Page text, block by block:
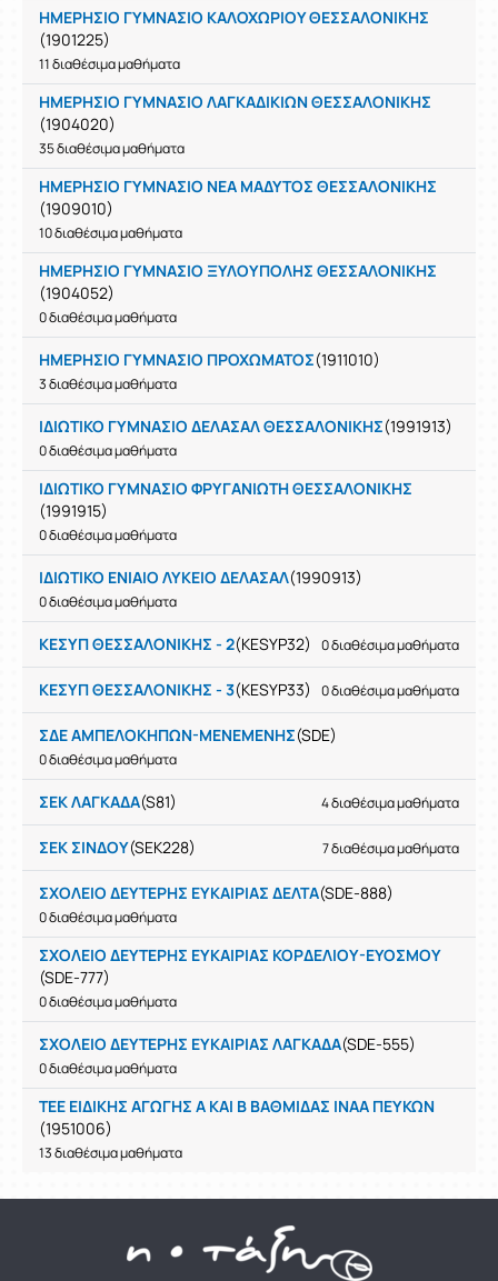
ΗΜΕΡΗΣΙΟ ΓΥΜΝΑΣΙΟ ΚΑΛΟΧΩΡΙΟΥ ΘΕΣΣΑΛΟΝΙΚΗΣ
(1901225)
11 διαθέσιμα μαθήματα
ΗΜΕΡΗΣΙΟ ΓΥΜΝΑΣΙΟ ΛΑΓΚΑΔΙΚΙΩΝ ΘΕΣΣΑΛΟΝΙΚΗΣ
(1904020)
35 διαθέσιμα μαθήματα
ΗΜΕΡΗΣΙΟ ΓΥΜΝΑΣΙΟ ΝΕΑ ΜΑΔΥΤΟΣ ΘΕΣΣΑΛΟΝΙΚΗΣ
(1909010)
10 διαθέσιμα μαθήματα
ΗΜΕΡΗΣΙΟ ΓΥΜΝΑΣΙΟ ΞΥΛΟΥΠΟΛΗΣ ΘΕΣΣΑΛΟΝΙΚΗΣ
(1904052)
0 διαθέσιμα μαθήματα
ΗΜΕΡΗΣΙΟ ΓΥΜΝΑΣΙΟ ΠΡΟΧΩΜΑΤΟΣ(1911010)
3 διαθέσιμα μαθήματα
ΙΔΙΩΤΙΚΟ ΓΥΜΝΑΣΙΟ ΔΕΛΑΣΑΛ ΘΕΣΣΑΛΟΝΙΚΗΣ(1991913)
0 διαθέσιμα μαθήματα
ΙΔΙΩΤΙΚΟ ΓΥΜΝΑΣΙΟ ΦΡΥΓΑΝΙΩΤΗ ΘΕΣΣΑΛΟΝΙΚΗΣ
(1991915)
0 διαθέσιμα μαθήματα
ΙΔΙΩΤΙΚΟ ΕΝΙΑΙΟ ΛΥΚΕΙΟ ΔΕΛΑΣΑΛ(1990913)
0 διαθέσιμα μαθήματα
ΚΕΣΥΠ ΘΕΣΣΑΛΟΝΙΚΗΣ - 2(KESYP32) 0 διαθέσιμα μαθήματα
ΚΕΣΥΠ ΘΕΣΣΑΛΟΝΙΚΗΣ - 3(KESYP33) 0 διαθέσιμα μαθήματα
ΣΔΕ ΑΜΠΕΛΟΚΗΠΩΝ-ΜΕΝΕΜΕΝΗΣ(SDE)
0 διαθέσιμα μαθήματα
ΣΕΚ ΛΑΓΚΑΔΑ(S81) 4 διαθέσιμα μαθήματα
ΣΕΚ ΣΙΝΔΟΥ(SEK228) 7 διαθέσιμα μαθήματα
ΣΧΟΛΕΙΟ ΔΕΥΤΕΡΗΣ ΕΥΚΑΙΡΙΑΣ ΔΕΛΤΑ(SDE-888)
0 διαθέσιμα μαθήματα
ΣΧΟΛΕΙΟ ΔΕΥΤΕΡΗΣ ΕΥΚΑΙΡΙΑΣ ΚΟΡΔΕΛΙΟΥ-ΕΥΟΣΜΟΥ
(SDE-777)
0 διαθέσιμα μαθήματα
ΣΧΟΛΕΙΟ ΔΕΥΤΕΡΗΣ ΕΥΚΑΙΡΙΑΣ ΛΑΓΚΑΔΑ(SDE-555)
0 διαθέσιμα μαθήματα
ΤΕΕ ΕΙΔΙΚΗΣ ΑΓΩΓΗΣ Α ΚΑΙ Β ΒΑΘΜΙΔΑΣ ΙΝΑΑ ΠΕΥΚΩΝ
(1951006)
13 διαθέσιμα μαθήματα